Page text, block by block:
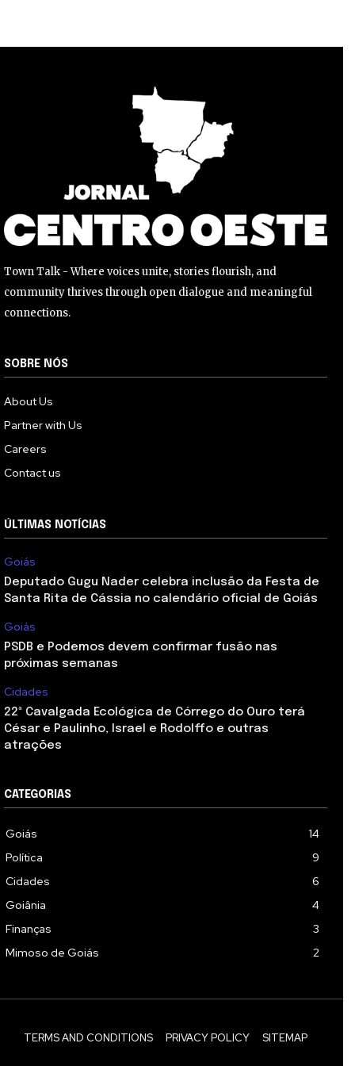
INSCREVER
Li e aceito aPolítica de Privacidade
Town Talk - Where voices unite, stories flourish, and
community thrives through open dialogue and meaningful
connections.
SOBRE NÓS
About Us
Partner with Us
Careers
Contact us
ÚLTIMAS NOTÍCIAS
Goiás
Deputado Gugu Nader celebra inclusão da Festa de
Santa Rita de Cássia no calendário oficial de Goiás
Goiás
PSDB e Podemos devem confirmar fusão nas
próximas semanas
Cidades
22ª Cavalgada Ecológica de Córrego do Ouro terá
César e Paulinho, Israel e Rodolffo e outras
atrações
CATEGORIAS
Goiás
14
Política
9
Cidades
6
Goiânia
4
Finanças
3
Mimoso de Goiás
2
TERMS AND CONDITIONS PRIVACY POLICY SITEMAP